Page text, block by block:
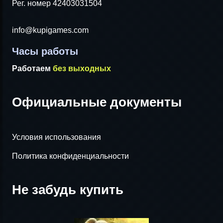
Рег. номер 42403031504
info@kupigames.com
Часы работы
Работаем без выходных
Официальные документы
Условия использования
Политика конфиденциальности
Не забудь купить